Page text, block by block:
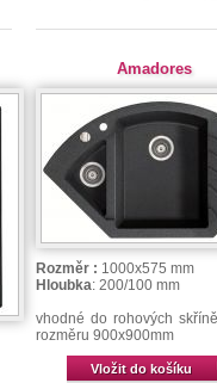
Amadores
Rozměr : 1000x575 mm
Hloubka: 200/100 mm
vhodné do rohových
rozměru 900x900mm
Vložit do košíku